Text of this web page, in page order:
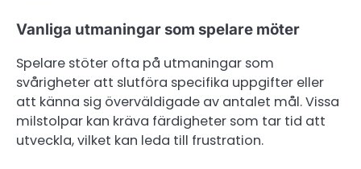
Vanliga utmaningar som spelare möter
Spelare stöter ofta på utmaningar som
svårigheter att slutföra specifika uppgifter eller
att känna sig överväldigade av antalet mål. Vissa
milstolpar kan kräva färdigheter som tar tid att
utveckla, vilket kan leda till frustration.